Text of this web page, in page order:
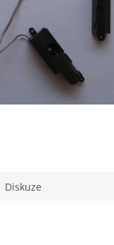
Diskuze